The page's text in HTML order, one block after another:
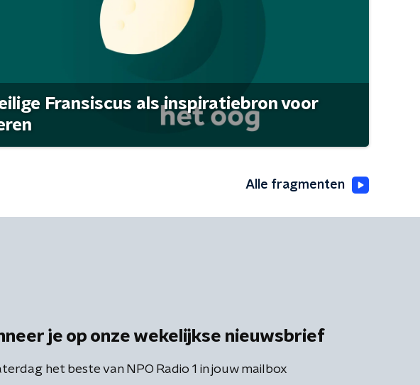
Fransiscus als inspiratiebron voor
Alle fragmenten
je op onze wekelijkse nieuwsbrief
het beste van NPO Radio 1 in jouw mailbox